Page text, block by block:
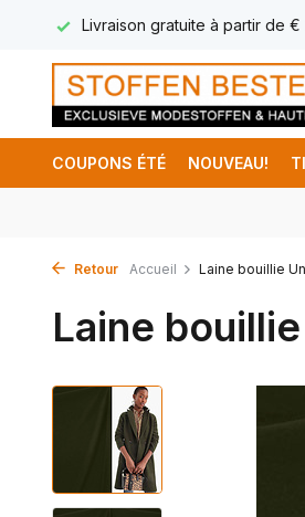
Livraison gratuite à partir de €
COUPONS ÉTÉ NOUVEAU!
Retour Accueil Laine bouillie
Laine